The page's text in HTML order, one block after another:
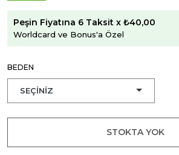
Peşin Fiyatına 6 Taksit x ₺40,00
Worldcard ve Bonus'a Özel
BEDEN
STOKTA YOK